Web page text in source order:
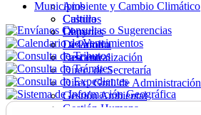
Ambiente y Cambio Climático
Cultura
Deportes
Desarrollo
Descentralización
Direc. de Secretaría
Direc. Gral. de Administración
Gestión Ambiental
Gestión Humana
Municipios
Castillos
Chuy
La Paloma
Lascano